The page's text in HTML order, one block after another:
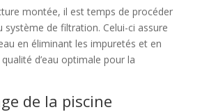
montée, il est temps de procéder
système de filtration. Celui-ci assure
en éliminant les impuretés et en
d’eau optimale pour la
de la piscine